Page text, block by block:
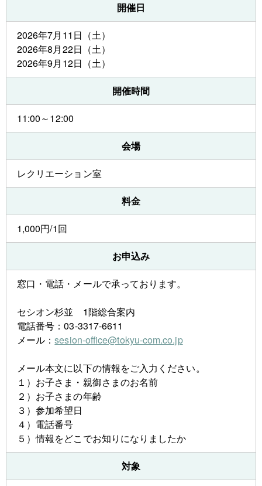
開催日
2026年7月11日（土）
2026年8月22日（土）
2026年9月12日（土）
開催時間
11:00～12:00
会場
レクリエーション室
料金
1,000円/1回
お申込み
窓⼝・電話・メールで承っております。
セシオン杉並 1階総合案内
電話番号：03-3317-6611
メール：sesion-office@tokyu-com.co.jp
メール本文に以下の情報をご入力ください。
１）お子さま・親御さまのお名前
２）お子さまの年齢
３）参加希望日
４）電話番号
５）情報をどこでお知りになりましたか
対象